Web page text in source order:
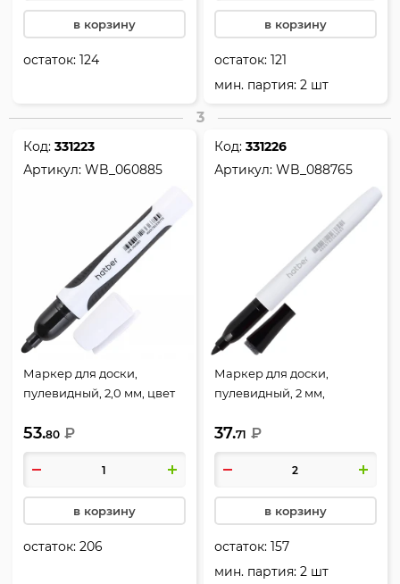
в корзину
остаток:124
в корзину
остаток:121
мин. партия: 2 шт
3
Код:331223
Артикул:WB_060885
Маркер для доски,
пулевидный, 2,0 мм, цвет
картонная коробка,
Hatber, WB_060885
53.80 ₽
в корзину
остаток:206
Код:331226
Артикул:WB_088765
Маркер для доски,
пулевидный, 2 мм,
стирания, цвет черный,
упаковка картонная
коробка, Memo, Hatber,
37.71 ₽
в корзину
остаток:157
мин. партия: 2 шт